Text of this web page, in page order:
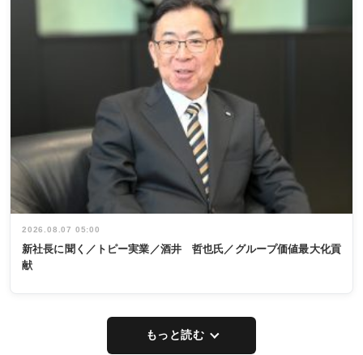
2026.08.07 05:00
新社長に聞く／トピー実業／酒井 哲也氏／グループ価値最大化貢
献
もっと読む